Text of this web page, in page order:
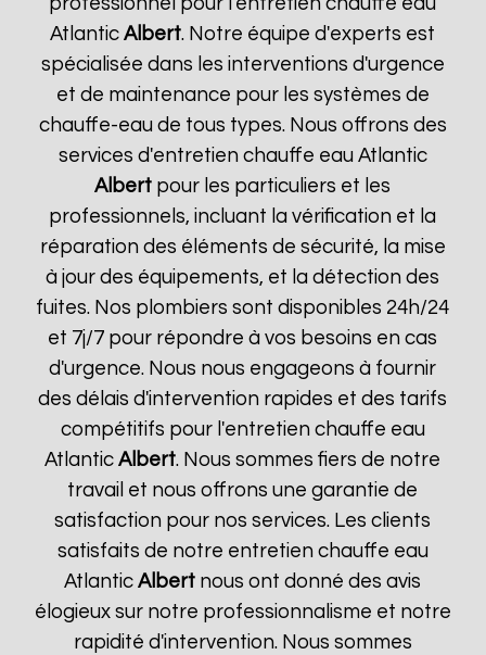
AtlanticAlbert. Notre équipe d'experts est
spécialisée dans les interventions d'urgence
et de maintenance pour les systèmes de
chauffe-eau de tous types. Nous offrons des
services d'entretien chauffe eau Atlantic
Albert pour les particuliers et les
professionnels, incluant la vérification et la
réparation des éléments de sécurité, la mise
à jour des équipements, et la détection des
fuites. Nos plombiers sont disponibles 24h/24
et 7j/7 pour répondre à vos besoins en cas
d'urgence. Nous nous engageons à fournir
des délais d'intervention rapides et des tarifs
compétitifs pour l'entretien chauffe eau
AtlanticAlbert. Nous sommes fiers de notre
travail et nous offrons une garantie de
satisfaction pour nos services. Les clients
satisfaits de notre entretien chauffe eau
AtlanticAlbert nous ont donné des avis
élogieux sur notre professionnalisme et notre
rapidité d'intervention. Nous sommes